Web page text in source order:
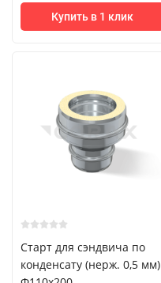
Купить в 1 клик
Старт для сэндвича по
конденсату (нерж. 0,5 мм)